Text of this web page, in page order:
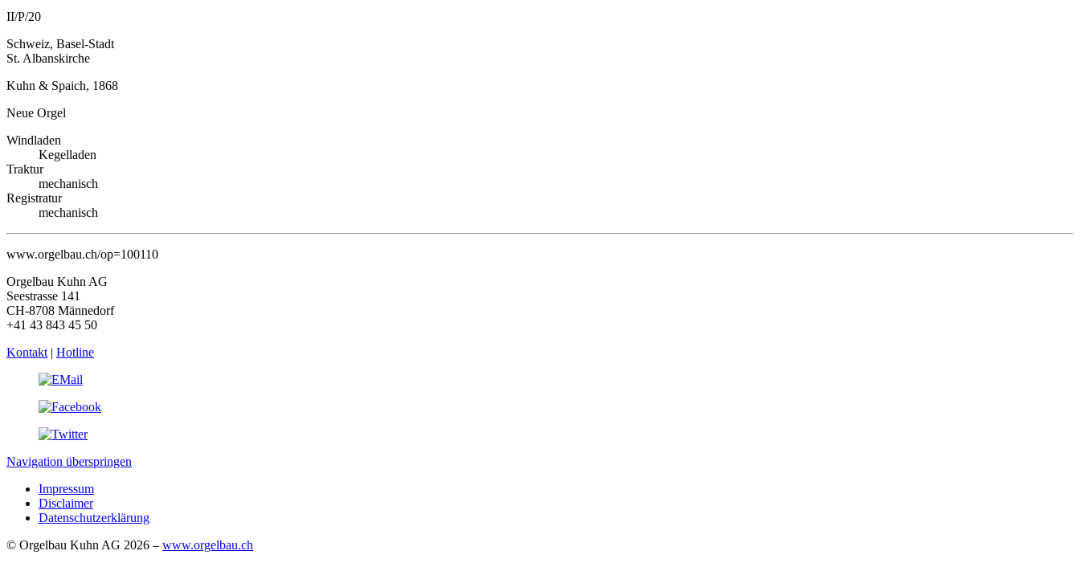
II/P/20
Schweiz, Basel-Stadt
St. Albanskirche
Kuhn & Spaich, 1868
Neue Orgel
Windladen
Kegelladen
Traktur
mechanisch
Registratur
mechanisch
www.orgelbau.ch/op=100110
Orgelbau Kuhn AG
Seestrasse 141
CH-8708 Männedorf
+41 43 843 45 50
Kontakt | Hotline
Navigation überspringen
Impressum
Disclaimer
Datenschutzerklärung
© Orgelbau Kuhn AG 2026 – www.orgelbau.ch